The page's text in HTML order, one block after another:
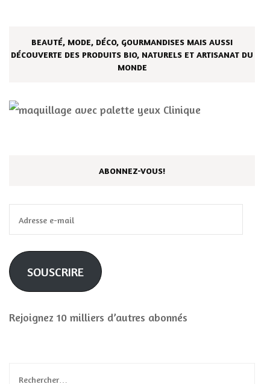
BEAUTÉ, MODE, DÉCO, GOURMANDISES MAIS AUSSI
DÉCOUVERTE DES PRODUITS BIO, NATURELS ET ARTISANAT DU
MONDE
ABONNEZ-VOUS!
e-
mail
SOUSCRIRE
Rejoignez 10 milliers d’autres abonnés
Rechercher :